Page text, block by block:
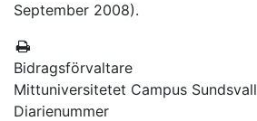
September 2008).
Bidragsförvaltare
Mittuniversitetet Campus Sundsvall
Diarienummer